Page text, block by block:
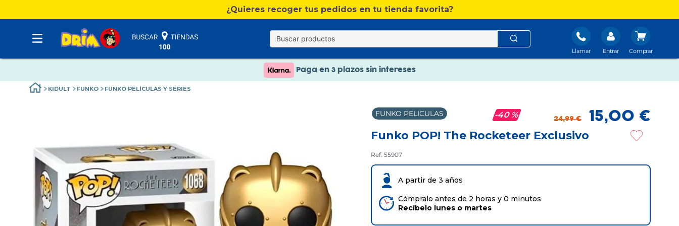
¿Quieres recoger tus pedidos en tu tienda favorita?
Llamar Entrar
Envío gratis. A partir de 60€(excepto Baleares)
Paga en 3 plazos sin intereses
Paga en 3 plazos sin intereses
KIDULT FUNKO FUNKO PELÍCULAS Y SERIES
FUNKO PELICULAS 40 % 24,99 € 15,00 €
Funko POP! The Rocketeer Exclusivo
Ref. 55907
A partir de 3 años
Cómpralo antes de 2 horas y 0 minutos
Recíbelo lunes o martes